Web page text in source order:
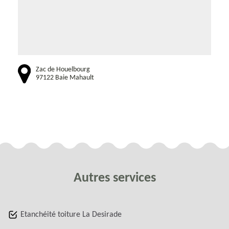
Zac de Houelbourg
97122 Baie Mahault
Autres services
Etanchéité toiture La Desirade